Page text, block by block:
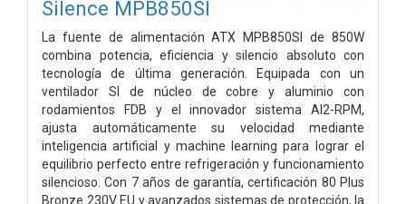
Silence MPB850SI
La fuente de alimentación ATX MPB850SI de 850W
combina potencia, eficiencia y silencio absoluto con
tecnología de última generación. Equipada con un
ventilador SI de núcleo de cobre y aluminio con
rodamientos FDB y el innovador sistema AI2-RPM,
ajusta automáticamente su velocidad mediante
inteligencia artificial y machine learning para lograr el
equilibrio perfecto entre refrigeración y funcionamiento
silencioso. Con 7 años de garantía, certificación 80 Plus
Bronze 230V EU y avanzados sistemas de protección, la